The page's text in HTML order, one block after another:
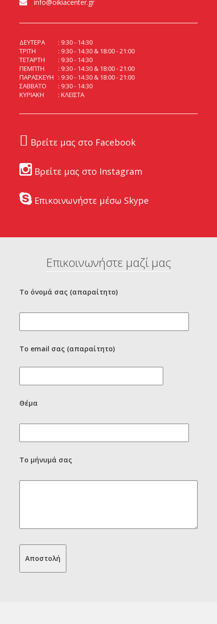
info@oikiacenter.gr
ΔΕΥΤΕΡΑ
9:30 - 14:30
ΤΡΙΤΗ
9:30 - 14:30 & 18:00 - 21:00
ΤΕΤΑΡΤΗ
9:30 - 14:30
ΠΕΜΠΤΗ
9:30 - 14:30 & 18:00 - 21:00
ΠΑΡΑΣΚΕΥΗ
9:30 - 14:30 & 18:00 - 21:00
ΣΑΒΒΑΤΟ
9:30 - 14:30
ΚΥΡΙΑΚΗ
ΚΛΕΙΣΤΑ
Βρείτε μας στο Facebook
Βρείτε μας στο Instagram
Επικοινωνήστε μέσω Skype
Επικοινωνήστε μαζί μας
Το όνομά σας (απαραίτητο)
Το email σας (απαραίτητο)
Θέμα
Το μήνυμά σας